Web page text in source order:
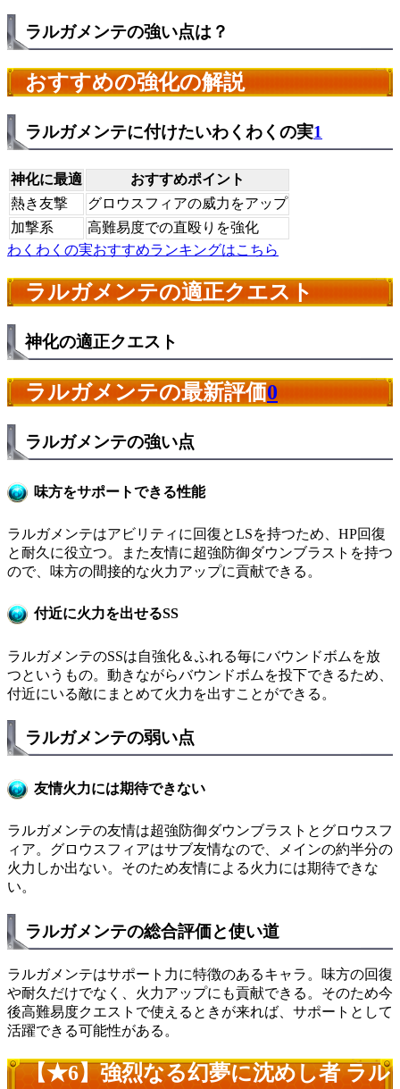
ラルガメンテの強い点は？
おすすめの強化の解説
ラルガメンテに付けたいわくわくの実1
神化に最適
おすすめポイント
熱き友撃
グロウスフィアの威力をアップ
加撃系
高難易度での直殴りを強化
わくわくの実おすすめランキングはこちら
ラルガメンテの適正クエスト
神化の適正クエスト
ラルガメンテの最新評価0
ラルガメンテの強い点
味方をサポートできる性能
ラルガメンテはアビリティに回復とLSを持つため、HP回復
と耐久に役立つ。また友情に超強防御ダウンブラストを持つ
ので、味方の間接的な火力アップに貢献できる。
付近に火力を出せるSS
ラルガメンテのSSは自強化＆ふれる毎にバウンドボムを放
つというもの。動きながらバウンドボムを投下できるため、
付近にいる敵にまとめて火力を出すことができる。
ラルガメンテの弱い点
友情火力には期待できない
ラルガメンテの友情は超強防御ダウンブラストとグロウスフ
ィア。グロウスフィアはサブ友情なので、メインの約半分の
火力しか出ない。そのため友情による火力には期待できな
い。
ラルガメンテの総合評価と使い道
ラルガメンテはサポート力に特徴のあるキャラ。味方の回復
や耐久だけでなく、火力アップにも貢献できる。そのため今
後高難易度クエストで使えるときが来れば、サポートとして
活躍できる可能性がある。
【★6】強烈なる幻夢に沈めし者 ラル